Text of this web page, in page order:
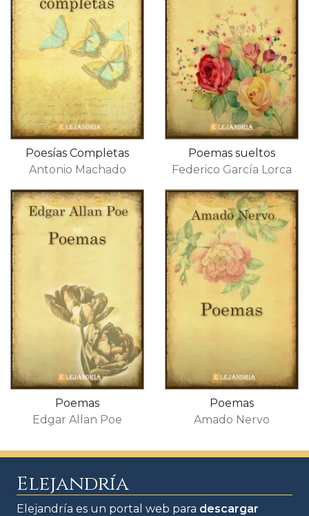
Poesías Completas
Antonio Machado
Poemas sueltos
Federico García Lorca
Poemas
Edgar Allan Poe
Poemas
Amado Nervo
Elejandría
Elejandría es un portal web para descargar